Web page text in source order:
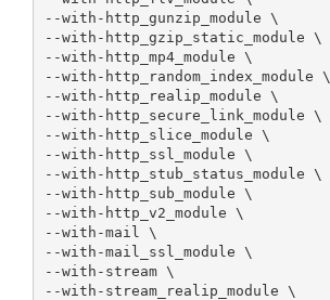
--with-http_gunzip_module \
--with-http_gzip_static_module \
--with-http_mp4_module \
--with-http_random_index_module \
--with-http_realip_module \
--with-http_secure_link_module \
--with-http_slice_module \
--with-http_ssl_module \
--with-http_stub_status_module \
--with-http_sub_module \
--with-http_v2_module \
--with-mail \
--with-mail_ssl_module \
--with-stream \
--with-stream_realip_module \